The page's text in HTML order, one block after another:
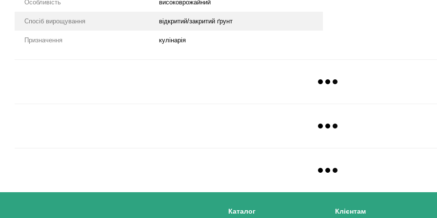
Особливість високоврожайний
Спосіб вирощування відкритий/закритий ґрунт
Призначення кулінарія
Каталог Клієнтам